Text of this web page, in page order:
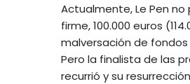
Actualmente, Le Pen
firme, 100.000 euros
malversación de
Pero la finalista de las
recurrió y su